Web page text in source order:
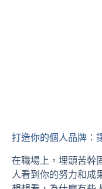
打造你的個人品牌：
在職場上，埋頭苦幹
人看到你的努力和成